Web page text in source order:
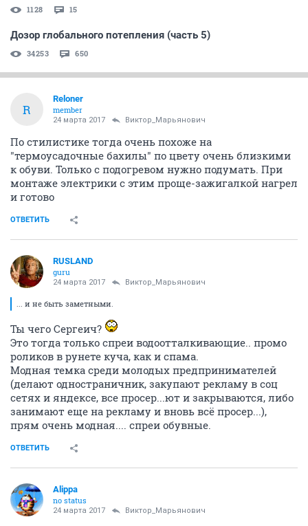
1128 15
Дозор глобального потепления (часть 5)
34253 650
R
Reloner
member
24 марта 2017 Виктор_Марьянович
По стилистике тогда очень похоже на
"термоусадочные бахилы" по цвету очень близкими
к обуви. Только с подогревом нужно подумать. При
монтаже электрики с этим проще-зажигалкой нагрел
и готово
ОТВЕТИТЬ
RUSLAND
guru
24 марта 2017 Виктор_Марьянович
... и не быть заметными.
Ты чего Сергеич?
Это тогда только спреи водоотталкивающие.. промо
роликов в рунете куча, как и спама.
Модная темка среди молодых предпринимателей
(делают одностраничник, закупают рекламу в соц
сетях и яндексе, все просер...ют и закрываются, либо
занимают еще на рекламу и вновь всё просер...),
прям очень модная.... спреи обувные.
ОТВЕТИТЬ
Alippa
no status
24 марта 2017 Виктор_Марьянович